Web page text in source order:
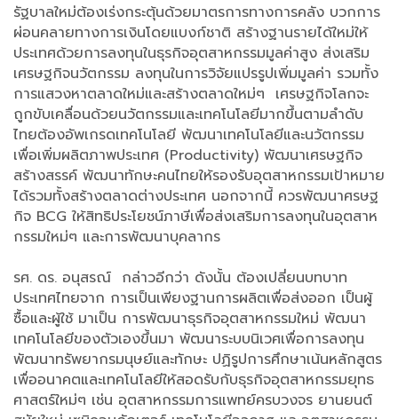
รัฐบาลใหม่ต้องเร่งกระตุ้นด้วยมาตรการทางการคลัง บวกการ
ผ่อนคลายทางการเงินโดยแบงก์ชาติ สร้างฐานรายได้ใหม่ให้
ประเทศด้วยการลงทุนในธุรกิจอุตสาหกรรมมูลค่าสูง ส่งเสริม
เศรษฐกิจนวัตกรรม ลงทุนในการวิจัยแปรรูปเพิ่มมูลค่า รวมทั้ง
การแสวงหาตลาดใหม่และสร้างตลาดใหม่ๆ เศรษฐกิจโลกจะ
ถูกขับเคลื่อนด้วยนวัตกรรมและเทคโนโลยีมากขึ้นตามลำดับ
ไทยต้องอัพเกรดเทคโนโลยี พัฒนาเทคโนโลยีและนวัตกรรม
เพื่อเพิ่มผลิตภาพประเทศ (Productivity) พัฒนาเศรษฐกิจ
สร้างสรรค์ พัฒนาทักษะคนไทยให้รองรับอุตสาหกรรมเป้าหมาย
ได้รวมทั้งสร้างตลาดต่างประเทศ นอกจากนี้ ควรพัฒนาศรษฐ
กิจ BCG ให้สิทธิประโยชน์ภาษีเพื่อส่งเสริมการลงทุนในอุตสาห
กรรมใหม่ๆ และการพัฒนาบุคลากร
รศ. ดร. อนุสรณ์ กล่าวอีกว่า ดังนั้น ต้องเปลี่ยนบทบาท
ประเทศไทยจาก การเป็นเพียงฐานการผลิตเพื่อส่งออก เป็นผู้
ซื้อและผู้ใช้ มาเป็น การพัฒนาธุรกิจอุตสาหกรรมใหม่ พัฒนา
เทคโนโลยีของตัวเองขึ้นมา พัฒนาระบบนิเวศเพื่อการลงทุน
พัฒนาทรัพยากรมนุษย์และทักษะ ปฏิรูปการศึกษาเน้นหลักสูตร
เพื่ออนาคตและเทคโนโลยีให้สอดรับกับธุรกิจอุตสาหกรรมยุทธ
ศาสตร์ใหม่ๆ เช่น อุตสาหกรรมการแพทย์ครบวงจร ยานยนต์